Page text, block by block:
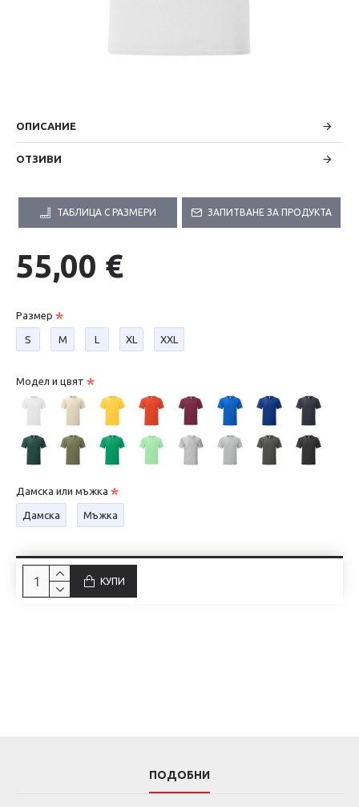
ОПИСАНИЕ
ОТЗИВИ
ТАБЛИЦА С РАЗМЕРИ ЗАПИТВАНЕ ЗА ПРОДУКТА
55,00 €
Размер
S М L XL XXL
Модел и цвят
Дамска или мъжка
Дамска Мъжка
КУПИ
ПОДОБНИ